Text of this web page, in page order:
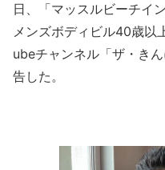
日、「マッスルビーチイ
メンズボディビル40歳以
ubeチャンネル「ザ・き
告した。